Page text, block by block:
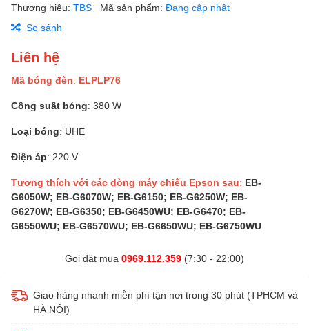
Thương hiệu: TBS Mã sản phẩm: Đang cập nhật
So sánh
Liên hệ
Mã bóng đèn: ELPLP76
Công suất bóng: 380 W
Loại bóng: UHE
Điện áp: 220 V
Tương thích với các dòng máy chiếu Epson sau: EB-
G6050W; EB-G6070W; EB-G6150; EB-G6250W; EB-
G6270W; EB-G6350; EB-G6450WU; EB-G6470; EB-
G6550WU; EB-G6570WU; EB-G6650WU; EB-G6750WU
Gọi đặt mua 0969.112.359 (7:30 - 22:00)
Giao hàng nhanh miễn phí tận nơi trong 30 phút (TPHCM và
HÀ NỘI)